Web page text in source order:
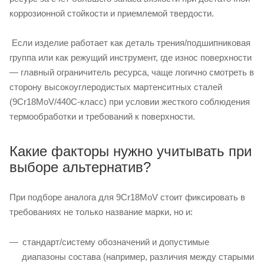
коррозионной стойкости и приемлемой твердости.
Если изделие работает как деталь трения/подшипниковая
группа или как режущий инструмент, где износ поверхности
— главный ограничитель ресурса, чаще логично смотреть в
сторону высокоуглеродистых мартенситных сталей
(9Cr18MoV/440C‑класс) при условии жесткого соблюдения
термообработки и требований к поверхности.
Какие факторы нужно учитывать при
выборе альтернатив?
При подборе аналога для 9Cr18MoV стоит фиксировать в
требованиях не только название марки, но и:
стандарт/систему обозначений и допустимые
диапазоны состава (например, различия между старыми